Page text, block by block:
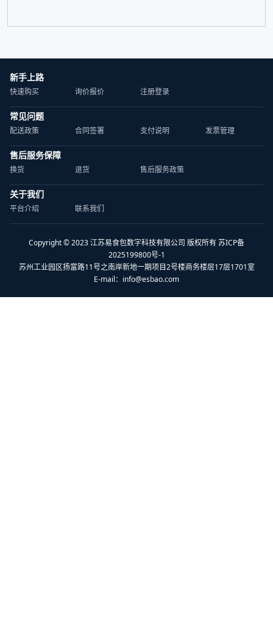
新手上路
快速购买 询价报价 注册登录
常见问题
配送政策 合同签署 支付说明 发票管理
售后服务保障
换货 退货 售后服务政策
关于我们
平台介绍 联系我们
Copyright © 2023 江苏易食包数字科技有限公司 版权所有 苏ICP备
2025199800号-1
苏州工业园区扬富路11号之南岸新地一期项目2号楼商务楼层17层1701室
E-mail： info@esbao.com